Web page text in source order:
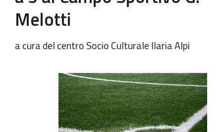
Melotti
a cura del centro Socio Culturale Ilaria Alpi
https://old.comune.zolapredosa.bo.it/events/